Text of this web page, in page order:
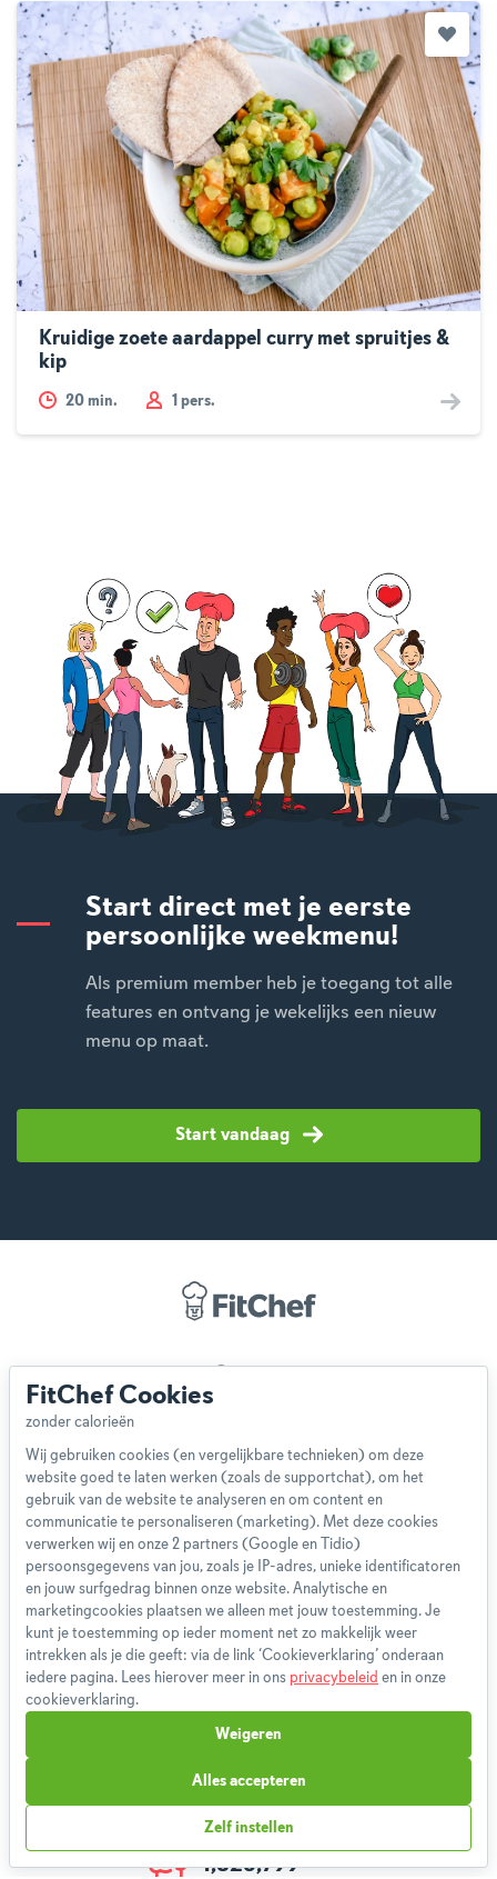
Kruidige zoete aardappel curry met spruitjes &
kip
20 min. 1 pers.
Start direct met je eerste
persoonlijke weekmenu!
Als premium member heb je toegang tot alle
features en ontvang je wekelijks een nieuw
menu op maat.
Start vandaag
Over ons
Blog
Disclaimer
Gebruikersvoorwaarden
Methodologie
Privacybeleid
Cookieverklaring
Betaalmethoden
Klachtenprocedure
Bestelling herroepen
Boeken
FAQ
Contact
1,826,799
FitChef Cookies
Wij gebruiken cookies (en vergelijkbare technieken) om deze
website goed te laten werken (zoals de supportchat), om het
gebruik van de website te analyseren en om content en
communicatie te personaliseren (marketing). Met deze cookies
verwerken wij en onze 2 partners (Google en Tidio)
persoonsgegevens van jou, zoals je IP-adres, unieke identificatoren
en jouw surfgedrag binnen onze website. Analytische en
marketingcookies plaatsen we alleen met jouw toestemming. Je
kunt je toestemming op ieder moment net zo makkelijk weer
intrekken als je die geeft: via de link ‘Cookieverklaring’ onderaan
iedere pagina. Lees hierover meer in ons privacybeleid en in onze
cookieverklaring.
Zelf instellen
Weigeren
Alles accepteren